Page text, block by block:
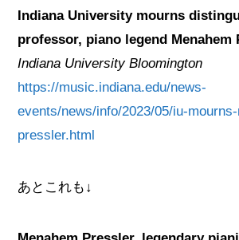
Indiana University mourns
professor, piano legend
Indiana University Bloomington
https://music.indiana.edu/news-
events/news/info/2023/05/iu-
pressler.html
あとこれも↓